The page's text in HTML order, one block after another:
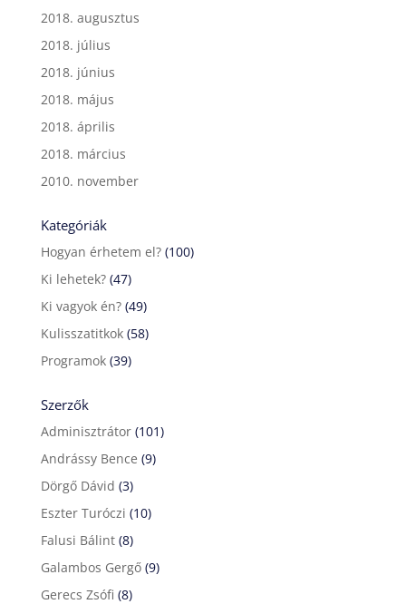
2018. augusztus
2018. július
2018. június
2018. május
2018. április
2018. március
2010. november
Kategóriák
Hogyan érhetem el?(100)
Ki lehetek?(47)
Ki vagyok én?(49)
Kulisszatitkok(58)
Programok(39)
Szerzők
Adminisztrátor(101)
Andrássy Bence (9)
Dörgő Dávid (3)
Eszter Turóczi (10)
Falusi Bálint(8)
Galambos Gergő(9)
Gerecs Zsófi (8)